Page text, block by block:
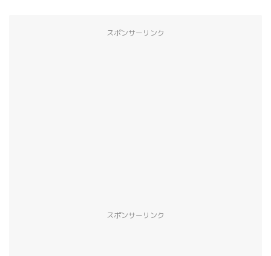
スポンサーリンク
スポンサーリンク